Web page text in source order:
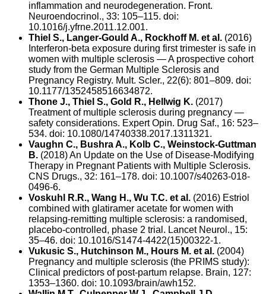
inflammation and neurodegeneration. Front.
Neuroendocrinol., 33: 105–115. doi:
10.1016/j.yfrne.2011.12.001.
Thiel S., Langer-Gould A., Rockhoff M. et al. (2016)
Interferon-beta exposure during first trimester is safe in
women with multiple sclerosis — A prospective cohort
study from the German Multiple Sclerosis and
Pregnancy Registry. Mult. Scler., 22(6): 801–809. doi:
10.1177/1352458516634872.
Thone J., Thiel S., Gold R., Hellwig K. (2017)
Treatment of multiple sclerosis during pregnancy —
safety considerations. Expert Opin. Drug Saf., 16: 523–
534. doi: 10.1080/14740338.2017.1311321.
Vaughn C., Bushra A., Kolb C., Weinstock-Guttman
B. (2018) An Update on the Use of Disease-Modifying
Therapy in Pregnant Patients with Multiple Sclerosis.
CNS Drugs., 32: 161–178. doi: 10.1007/s40263-018-
0496-6.
Voskuhl R.R., Wang H., Wu T.C. et al. (2016) Estriol
combined with glatiramer acetate for women with
relapsing-remitting multiple sclerosis: a randomised,
placebo-controlled, phase 2 trial. Lancet Neurol., 15:
35–46. doi: 10.1016/S1474-4422(15)00322-1.
Vukusic S., Hutchinson M., Hours M. et al. (2004)
Pregnancy and multiple sclerosis (the PRIMS study):
Clinical predictors of post-partum relapse. Brain, 127:
1353–1360. doi: 10.1093/brain/awh152.